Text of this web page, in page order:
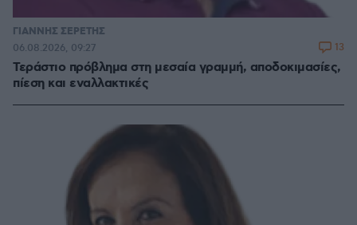
ΓΙΑΝΝΗΣ ΣΕΡΕΤΗΣ
Τεράστιο πρόβλημα στη μεσαία γραμμή, αποδοκιμασίες,
πίεση και εναλλακτικές
06.08.2026, 09:27 13